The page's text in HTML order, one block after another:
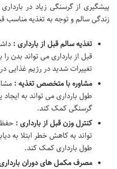
پیشگیری از گرسنگی زیاد در
زندگی سالم و توجه به تغذیه مناسب
تغذیه سالم قبل از بارداری :
قبل از بارداری می تواند بدن را
تغییرات شدید در رژیم غذایی
مشاوره با متخصص تغذیه :
طول بارداری می تواند به
گرسنگی کمک کند.
کنترل وزن قبل از بارداری : حفظ
تواند به کاهش خطر ابتلا به
طول بارداری کمک کند.
مصرف مکمل های دوران